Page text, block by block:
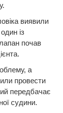
виявили
із
почав
а
провести
передбачає
судини.